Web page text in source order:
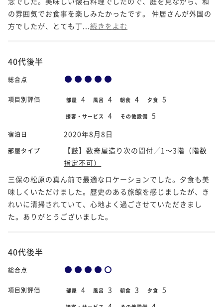
の雰囲気でお食事を楽しみたかったです。 仲居さんが外国の
方でしたが、とても丁... 続きをよむ
40代後半
総合点
項目別評価 部屋 4 風呂 4 朝食 4 夕食 5
接客・サービス 4 その他設備 5
宿泊日 2020年8月8日
部屋タイプ
【鼓】数奇屋造り次の間付／1～3階（階数
指定不可）
三保の松原の真ん前で最適なロケーションでした。夕食も美
味しくいただけました。歴史のある旅館を感じましたが、き
れいに清掃されていて、心地よく過ごさせていただきまし
た。ありがとうございました。
40代後半
総合点
項目別評価 部屋 4 風呂 3 朝食 3 夕食 5